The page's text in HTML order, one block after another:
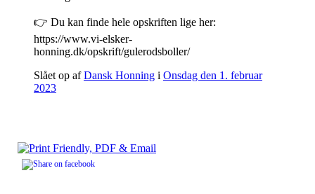
👉 Du kan finde hele opskriften lige her:
https://www.vi-elsker-
honning.dk/opskrift/gulerodsboller/
Slået op afDansk Honning i Onsdag den 1. februar
2023